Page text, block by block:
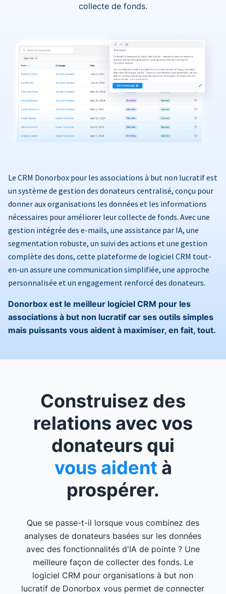
collecte de fonds.
Le CRM Donorbox pour les associations à but non lucratif est
un système de gestion des donateurs centralisé, conçu pour
donner aux organisations les données et les informations
nécessaires pour améliorer leur collecte de fonds. Avec une
gestion intégrée des e-mails, une assistance par IA, une
segmentation robuste, un suivi des actions et une gestion
complète des dons, cette plateforme de logiciel CRM tout-
en-un assure une communication simplifiée, une approche
personnalisée et un engagement renforcé des donateurs.
Donorbox est le meilleur logiciel CRM pour les
associations à but non lucratif car ses outils simples
mais puissants vous aident à maximiser, en fait, tout.
Construisez des
relations avec vos
donateurs qui
vous aident à
prospérer.
Que se passe-t-il lorsque vous combinez des
analyses de donateurs basées sur les données
avec des fonctionnalités d'IA de pointe ? Une
meilleure façon de collecter des fonds. Le
logiciel CRM pour organisations à but non
lucratif de Donorbox vous permet de connecter